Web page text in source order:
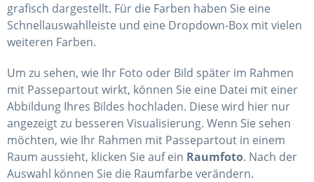
grafisch dargestellt. Für die Farben haben Sie eine
Schnellauswahlleiste und eine Dropdown-Box mit vielen
weiteren Farben.
Um zu sehen, wie Ihr Foto oder Bild später im Rahmen
mit Passepartout wirkt, können Sie eine Datei mit einer
Abbildung Ihres Bildes hochladen. Diese wird hier nur
angezeigt zu besseren Visualisierung. Wenn Sie sehen
möchten, wie Ihr Rahmen mit Passepartout in einem
Raum aussieht, klicken Sie auf ein Raumfoto. Nach der
Auswahl können Sie die Raumfarbe verändern.